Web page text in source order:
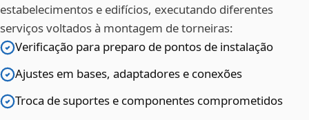
estabelecimentos e edifícios, executando diferentes
serviços voltados à montagem de torneiras:
Verificação para preparo de pontos de instalação
Ajustes em bases, adaptadores e conexões
Troca de suportes e componentes comprometidos